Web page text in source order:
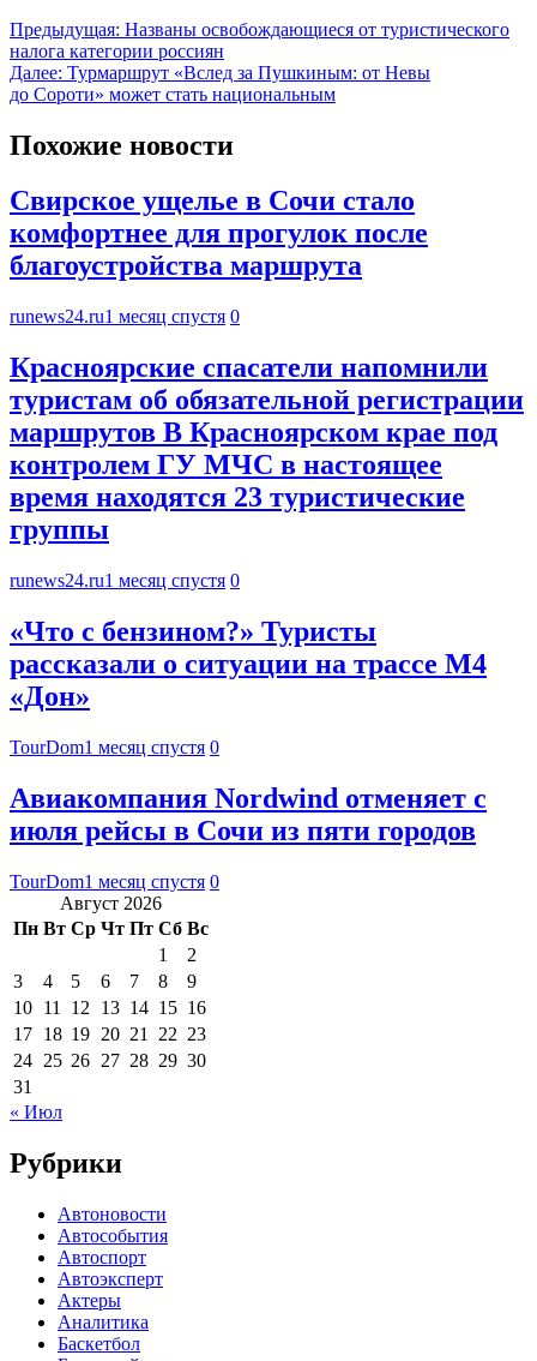
Предыдущая: Названы освобождающиеся от туристического
налога категории россиян
Далее: Турмаршрут «Вслед за Пушкиным: от Невы
до Сороти» может стать национальным
Похожие новости
Свирское ущелье в Сочи стало
комфортнее для прогулок после
благоустройства маршрута
runews24.ru1 месяц спустя 0
Красноярские спасатели напомнили
туристам об обязательной регистрации
маршрутов В Красноярском крае под
контролем ГУ МЧС в настоящее
время находятся 23 туристические
группы
runews24.ru1 месяц спустя 0
«Что с бензином?» Туристы
рассказали о ситуации на трассе М4
«Дон»
TourDom1 месяц спустя 0
Авиакомпания Nordwind отменяет с
июля рейсы в Сочи из пяти городов
TourDom1 месяц спустя 0
Август 2026
Пн Вт Ср Чт Пт Сб Вс
1
2
3
4 5 6 7 8
9
10 11 12 13 14 15 16
17 18 19 20 21 22 23
24 25 26 27 28 29 30
31
« Июл
Рубрики
Автоновости
Автособытия
Автоспорт
Автоэксперт
Актеры
Аналитика
Баскетбол